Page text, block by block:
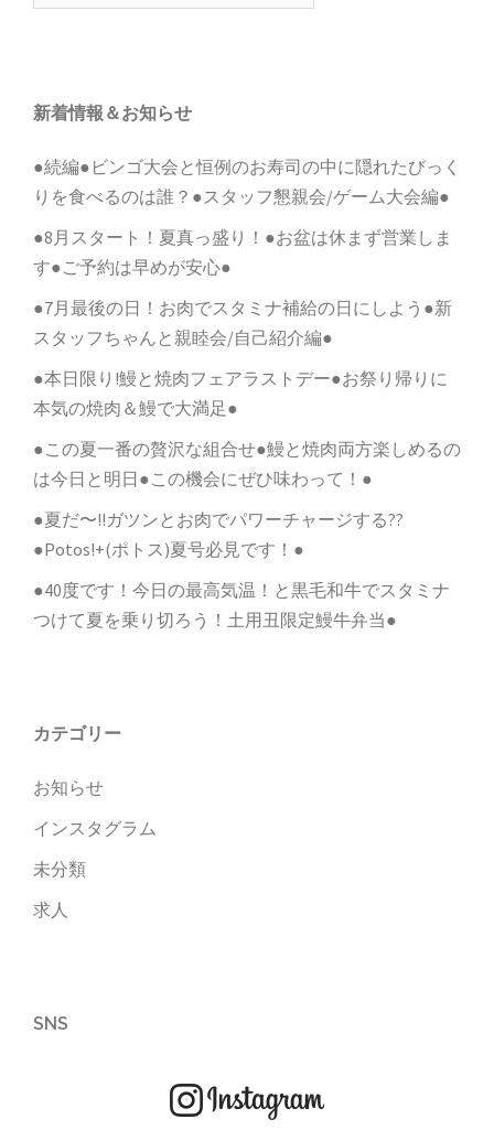
ン
新着情報＆お知らせ
●続編●ビンゴ大会と恒例のお寿司の中に隠れたびっく
りを食べるのは誰？●スタッフ懇親会/ゲーム大会編●
●8月スタート！夏真っ盛り！●お盆は休まず営業しま
す●ご予約は早めが安心●
●7月最後の日！お肉でスタミナ補給の日にしよう●新
スタッフちゃんと親睦会/自己紹介編●
●本日限り!鰻と焼肉フェアラストデー●お祭り帰りに
本気の焼肉＆鰻で大満足●
●この夏一番の贅沢な組合せ●鰻と焼肉両方楽しめるの
は今日と明日●この機会にぜひ味わって！●
●夏だ〜!!ガツンとお肉でパワーチャージする??
●Potos!+(ポトス)夏号必見です！●
●40度です！今日の最高気温！と黒毛和牛でスタミナ
つけて夏を乗り切ろう！土用丑限定鰻牛弁当●
カテゴリー
お知らせ
インスタグラム
未分類
求人
SNS